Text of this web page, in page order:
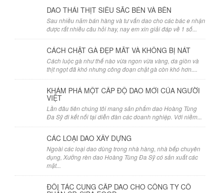
DAO THÁI THỊT SIÊU SẮC BÉN VÀ BỀN
Sau nhiều năm bán hàng và tư vấn dao cho các bác e nhận
được rất nhiều câu hỏi hay, nay em xin giải đáp về 1 số...
CÁCH CHẶT GÀ ĐẸP MẮT VÀ KHÔNG BỊ NÁT
Cách luộc gà như thế nào vừa ngon vừa vàng, da giòn và
thịt ngọt đã khó nhưng công đoạn chặt gà còn khó hơn....
KHÁM PHÁ MỘT CẤP ĐỘ DAO MỚI CỦA NGƯỜI
VIỆT
Lần đâu tiên chúng tôi mang sản phẩm dao Hoàng Tùng
Đa Sỹ đi kết nối tại diễn đàn các doanh nghiệp. Với niềm...
CÁC LOẠI DAO XÂY DỰNG
Ngoài các loại dao dùng trong nhà hàng, nhà bếp chuyên
dụng, Xưởng rèn dao Hoàng Tùng Đa Sỹ có sản xuất các
mặt...
ĐỐI TÁC CUNG CẤP DAO CHO CÔNG TY CỔ